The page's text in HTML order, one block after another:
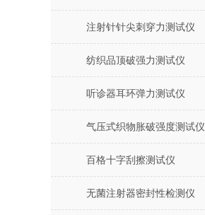
注射针针尖刺穿力测试仪
纺织品顶破强力测试仪
听诊器耳环弹力测试仪
气压式织物胀破强度测试仪
百格十字刮擦测试仪
无菌注射器密封性检测仪